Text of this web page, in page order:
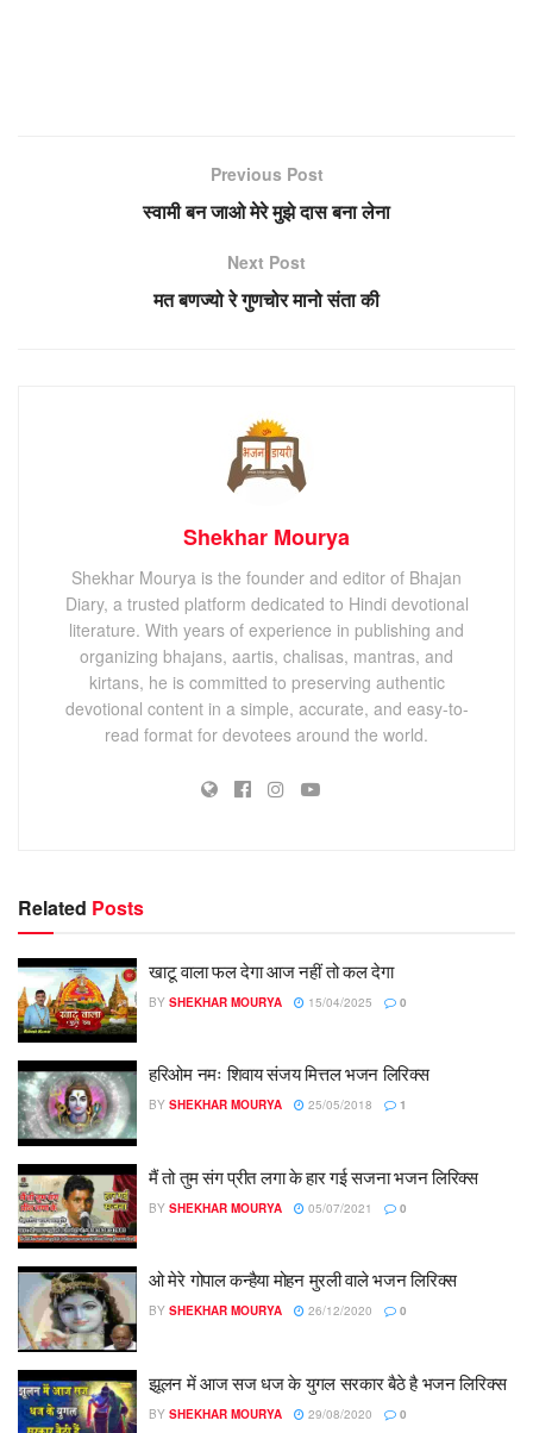
Previous Post
स्वामी बन जाओ मेरे मुझे दास बना लेना
Next Post
मत बणज्‍यो रे गुणचोर मानो संता की
Shekhar Mourya
Shekhar Mourya is the founder and editor of Bhajan
Diary, a trusted platform dedicated to Hindi devotional
literature. With years of experience in publishing and
organizing bhajans, aartis, chalisas, mantras, and
kirtans, he is committed to preserving authentic
devotional content in a simple, accurate, and easy-to-
read format for devotees around the world.
Related Posts
खाटू वाला फल देगा आज नहीं तो कल देगा
BY SHEKHAR MOURYA 15/04/2025 0
हरिओम नमः शिवाय संजय मित्तल भजन लिरिक्स
BY SHEKHAR MOURYA 25/05/2018 1
मैं तो तुम संग प्रीत लगा के हार गई सजना भजन लिरिक्स
BY SHEKHAR MOURYA 05/07/2021 0
ओ मेरे गोपाल कन्हैया मोहन मुरली वाले भजन लिरिक्स
BY SHEKHAR MOURYA 26/12/2020 0
झूलन में आज सज धज के युगल सरकार बैठे है भजन लिरिक्स
BY SHEKHAR MOURYA 29/08/2020 0